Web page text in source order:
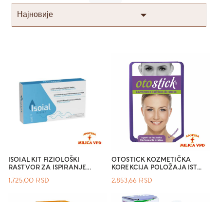
ISOIAL KIT FIZIOLOŠKI
RASTVOR ZA ISPIRANJE...
1.725,00 RSD
OTOSTICK KOZMETIČKA
KOREKCIJA POLOŽAJA IST...
2.853,66 RSD